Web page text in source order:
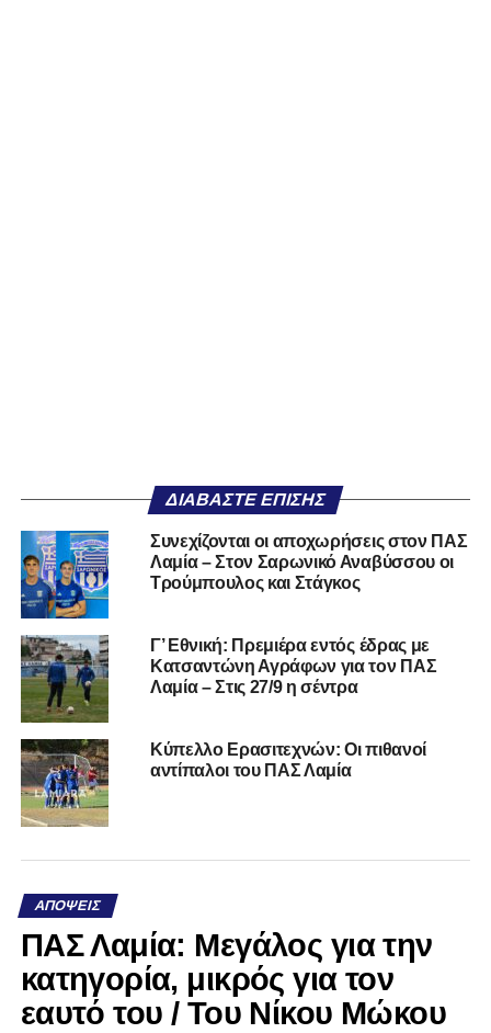
ΔΙΑΒΆΣΤΕ ΕΠΊΣΗΣ
Συνεχίζονται οι αποχωρήσεις στον ΠΑΣ
Λαμία – Στον Σαρωνικό Αναβύσσου οι
Τρούμπουλος και Στάγκος
Γ’ Εθνική: Πρεμιέρα εντός έδρας με
Κατσαντώνη Αγράφων για τον ΠΑΣ
Λαμία – Στις 27/9 η σέντρα
Κύπελλο Ερασιτεχνών: Οι πιθανοί
αντίπαλοι του ΠΑΣ Λαμία
ΑΠΌΨΕΙΣ
ΠΑΣ Λαμία: Μεγάλος για την
κατηγορία, μικρός για τον
εαυτό του / Του Νίκου Μώκου